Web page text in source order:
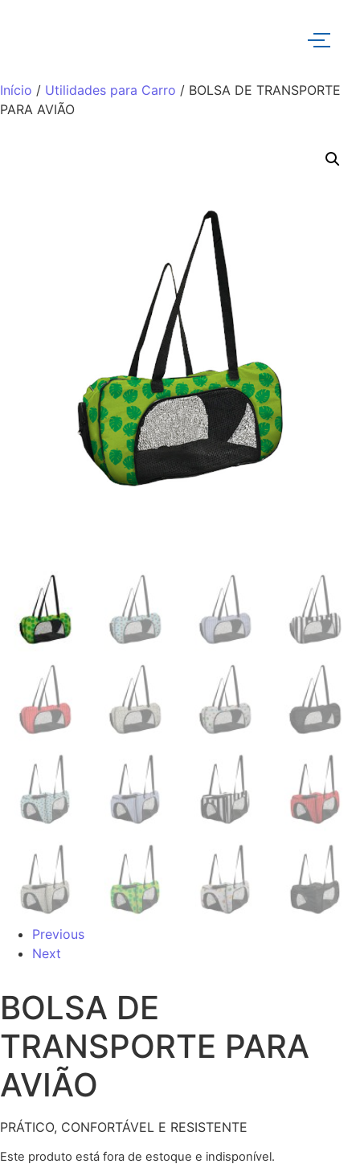
Início / Utilidades para Carro / BOLSA DE TRANSPORTE
PARA AVIÃO
Previous
Next
BOLSA DE
TRANSPORTE PARA
AVIÃO
PRÁTICO, CONFORTÁVEL E RESISTENTE
Este produto está fora de estoque e indisponível.